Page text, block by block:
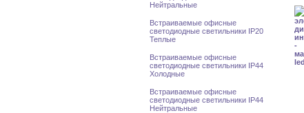
Нейтральные
Встраиваемые офисные
светодиодные светильники IP20
Теплые
Встраиваемые офисные
светодиодные светильники IP44
Холодные
Встраиваемые офисные
светодиодные светильники IP44
Нейтральные